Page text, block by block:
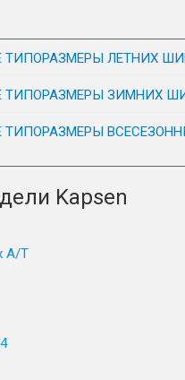
ТИПОРАЗМЕРЫ ЛЕТНИХ
ТИПОРАЗМЕРЫ ЗИМНИХ
ТИПОРАЗМЕРЫ
Kapsen
A/T